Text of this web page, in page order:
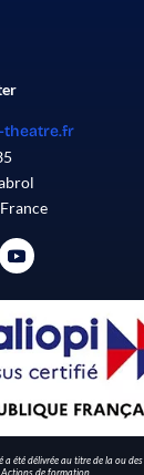
theatre.fr
été délivrée au titre de la ou des
Actions de formation